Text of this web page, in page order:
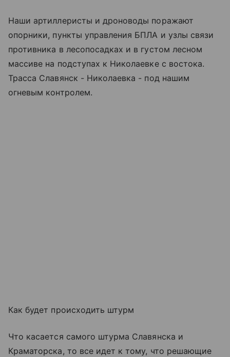
Наши артиллеристы и дроноводы поражают
опорники, пункты управления БПЛА и узлы связи
противника в лесопосадках и в густом лесном
массиве на подступах к Николаевке с востока.
Трасса Славянск - Николаевка - под нашим
огневым контролем.
Как будет происходить штурм
Что касается самого штурма Славянска и
Краматорска, то все идет к тому, что решающие